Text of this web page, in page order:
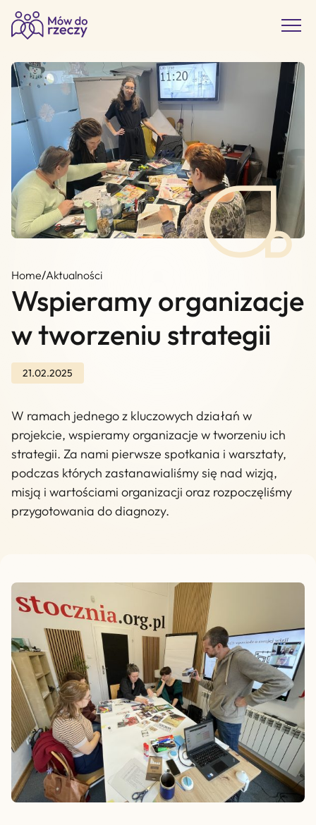
Home/Aktualności
Wspieramy organizacje
w tworzeniu strategii
21.02.2025
W ramach jednego z kluczowych działań w
projekcie, wspieramy organizacje w tworzeniu ich
strategii. Za nami pierwsze spotkania i warsztaty,
podczas których zastanawialiśmy się nad wizją,
misją i wartościami organizacji oraz rozpoczęliśmy
przygotowania do diagnozy.